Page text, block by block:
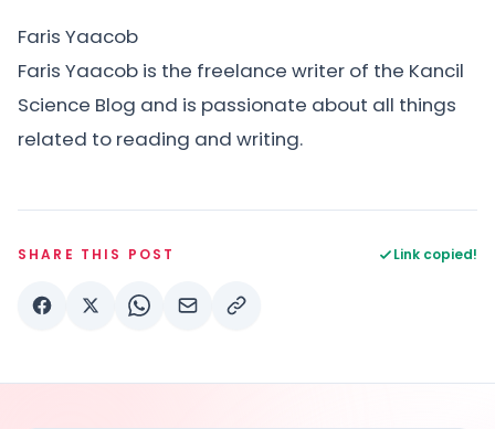
Faris Yaacob
Faris Yaacob is the freelance writer of the Kancil
Science Blog and is passionate about all things
related to reading and writing.
SHARE THIS POST Link copied!